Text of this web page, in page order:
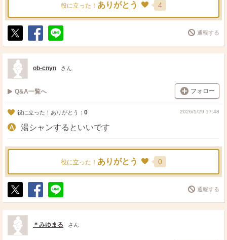
役に立った！ ありがとう 4
ポ
ス
ト
シ
ェ
送
る
通報する
ob-cnyn さん
Q&A一覧へ フォロー
役に立った！ありがとう： 0 2026/1/29 17:48
湯シャンするといいです
役に立った！ ありがとう 0
ポ
ス
ト
シ
ェ
送
る
通報する
＊みゆまる さん